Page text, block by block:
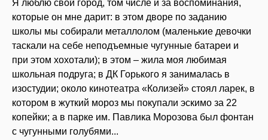
Я люблю свой город, том числе и за воспоминания,
которые он мне дарит: в этом дворе по заданию
школы мы собирали металлолом (маленькие девочки
таскали на себе неподъемные чугунные батареи и
при этом хохотали); в этом – жила моя любимая
школьная подруга; в ДК Горького я занималась в
изостудии; около кинотеатра «Колизей» стоял ларек, в
котором в жуткий мороз мы покупали эскимо за 22
копейки; а в парке им. Павлика Морозова был фонтан
с чугунными голубями...